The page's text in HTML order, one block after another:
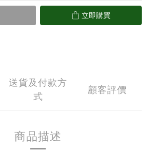
立即購買
送貨及付款方
式
顧客評價
商品描述